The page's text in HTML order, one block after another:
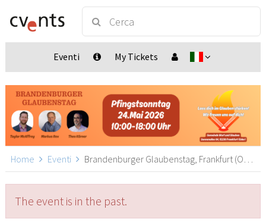
Eventi My Tickets
Home Eventi Brandenburger Glaubenstag, Frankfurt (Oder)
The event is in the past.